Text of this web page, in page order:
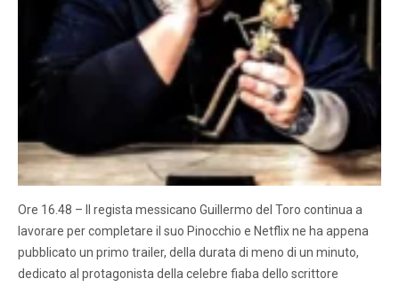
Ore 16.48 – Il regista messicano Guillermo del Toro continua a
lavorare per completare il suo Pinocchio e Netflix ne ha appena
pubblicato un primo trailer, della durata di meno di un minuto,
dedicato al protagonista della celebre fiaba dello scrittore